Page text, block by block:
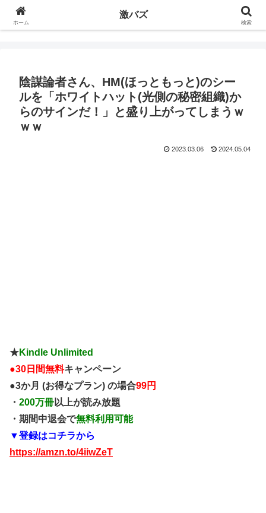
陰謀論者さん、HM(ほっともっと)のシー
ルを「ホワイトハット(光側の秘密組織)か
らのサインだ！」と盛り上がってしまうｗ
ｗｗ
2023.03.06 2024.05.04
★Kindle Unlimited
●30日間無料キャンペーン
●3か月 (お得なプラン) の場合99円
・ 200万冊以上が読み放題
・期間中退会で無料利用可能
▼登録はコチラから
https://amzn.to/4iiwZeT
ホーム
激バズ
検索